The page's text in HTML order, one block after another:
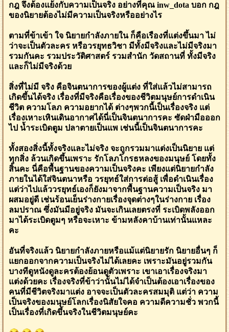
กฎ จึงต้องแย้งกับความเป็นจริง อย่างที่คุณ inw_dota บอก กฎ
ของนิยายต้องไม่มีความเป็นจริงหรืออย่างไร
ตามที่ข้าเข้า ใจ นิยายกำลังภายใน ก็คือเรืองที่แต่งขึ้นมา ไม่
ว่าจะเป็นตัวละคร หรือวรยุทธวิชา มีทั้งมีจริงและไม่มีจริงมา
รวมกันคะ รวมประวัติศาสตร์ รวมสำนัก วัดสถานที่ ทั้งมีจริง
และก็ไม่มีจริงด้วย
สิ่งที่ไม่มี จริง คือจินตนาการของผู้แต่ง ที่ใส่แล้วไม่สามารถ
เกิดขึ้นได้จริง เรื่องที่มีจริงคือเรื่องของชีวิตมนุษย์การดำเนิน
ชีวิต ความโลภ ความอยากได้ ต่างๆพวกนี้เป็นเรื่องจริง แต่
เรื่องเหาะเหินเดินอากาศได้นี่เป็นจินตนาการคะ ซัดฝ่ามือออก
ไป น้ำระเบิดตูม ปลาตายเป็นแพ เช่นนี้เป็นจินตนาการคะ
ทั้งสองสิ่งนี้ทั้งจริงและไม่จริง จะถูกรวมมาแต่งเป็นนิยาย แต่
ทุกสิ่ง ล้วนเกิดขึ้นเพราะ รักโลภโกรธหลงของมนุษย์ โดยทั้ง
สิ้นคะ นี่คือพื้นฐานของความเป็นจริงคะ เพียงแต่นิยายกำลัง
ภายในได้ใส่จินตนาหรือ วรยุทธ์ใส่การต่อสู้ เพื่อดำเนินเรื่อง
แต่ว่าไปแล้ววรยุทธ์เองก็ยังมาจากพื้นฐานความเป็นจริง มา
ผสมอยู่ดี เช่นร้อนเย็นร่างกายเรื่องจุดต่างๆในร่างกาย เรื่อง
ลมปราณ ซึ่งมันมีอยู่จริง มันจะเกินเลยตรงที่ ระเบิดพลังออก
มาได้ระเบิดตูมๆ หรือจะเหาะ ข้ามหลังคาบ้านเท่านั้นแหละ
คะ
อันที่จริงแล้ว นิยายกำลังภายหรือแม้แต่นิยายรัก นิยายอื่นๆ ก็
แยกออกจากความเป็นจริงไม่ได้เลยคะ เพราะมันอยู่รวมกัน
บางทีดูหนังดูละครต้องย้อนดูตัวเพราะ เขาเอาเรื่องจริงมา
แต่งด้วยคะ เรื่องจริงที่ข้าว่านั้นไม่ได้จำเป็นต้องเอาเรื่องของ
คนที่มีชีวิตจริงมาแต่ง อาจจะเป็นตัวละครสมมุติ แต่ว่า ความ
เป็นจริงของมนุษย์โลกเรื่องนิสัยใจคอ ความดีความชั่ว พวกนี้
เป็นเรื่องที่เกิดขึ้นจริงในชีวิตมนุษย์คะ